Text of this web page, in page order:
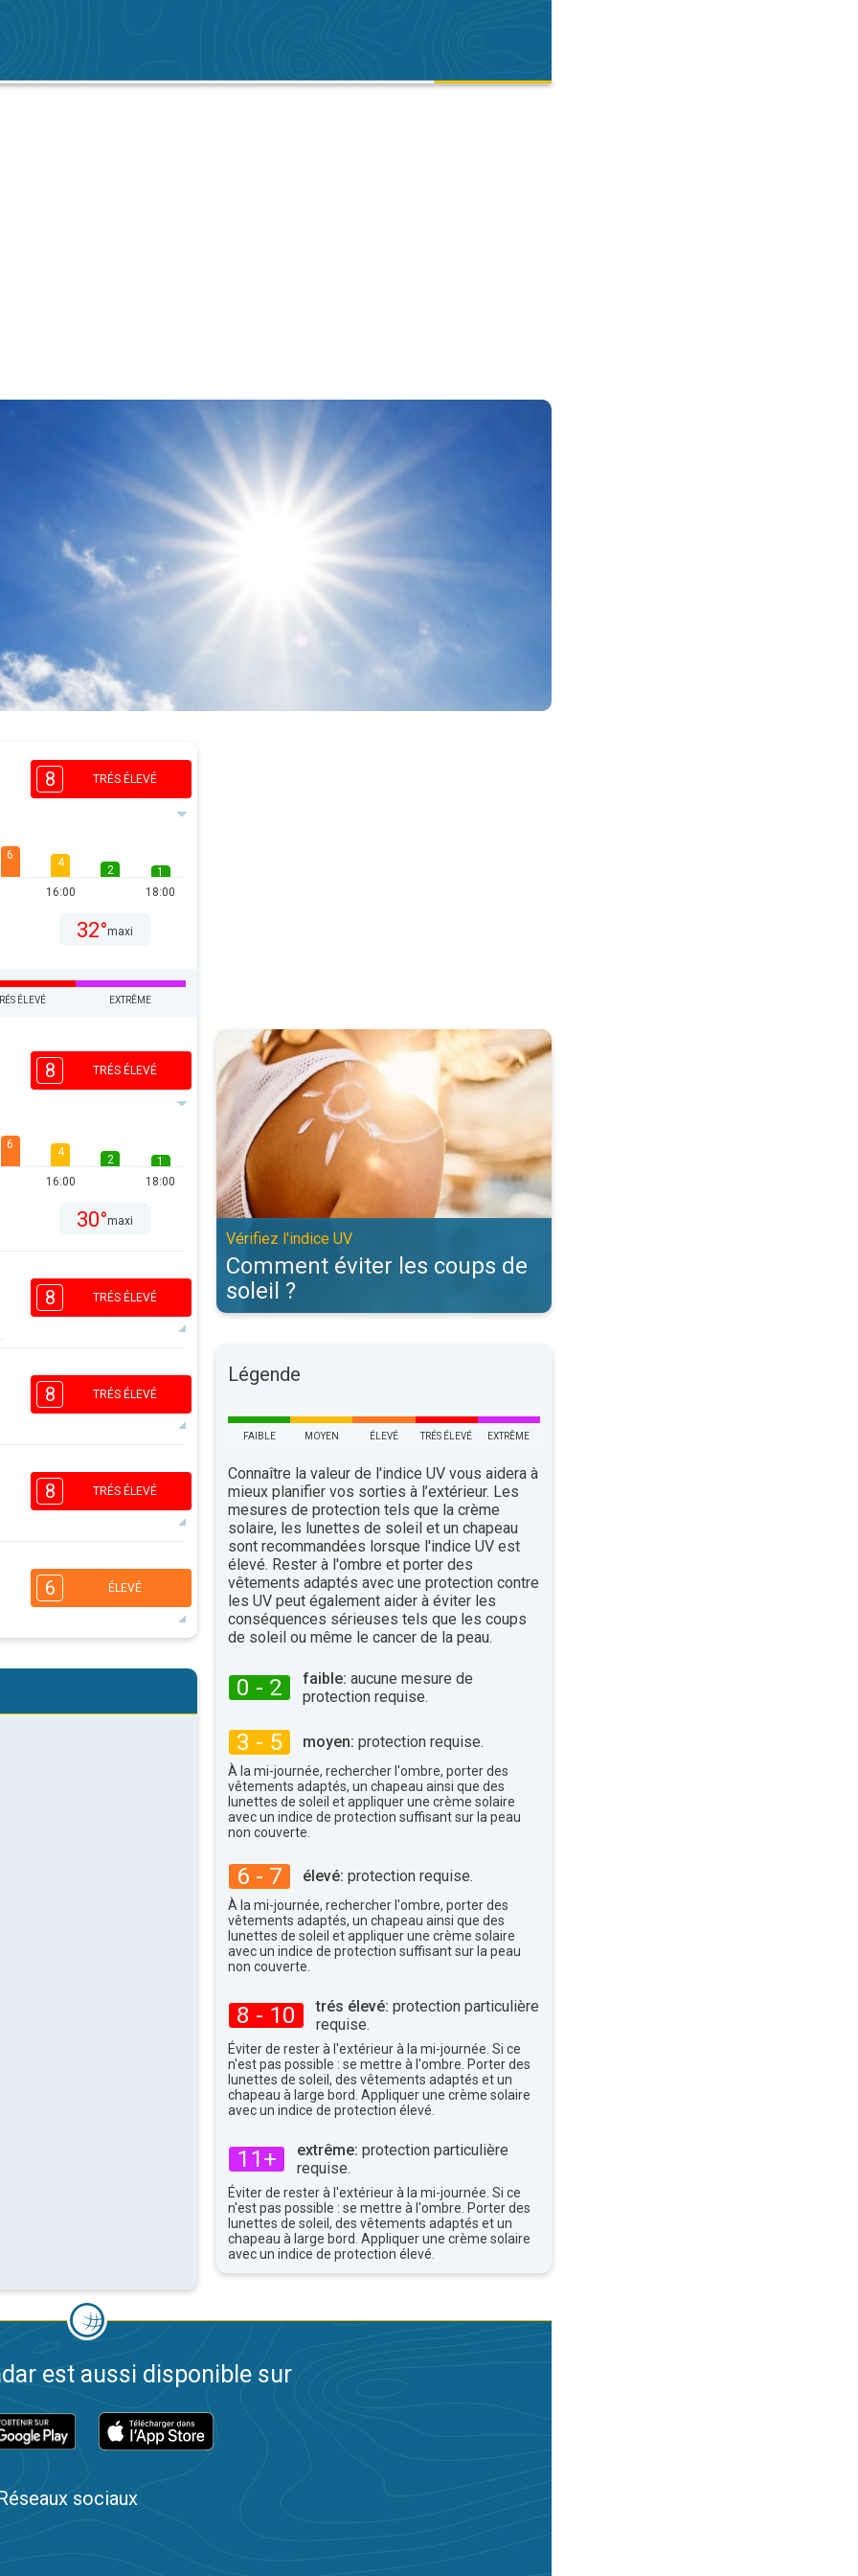
8 TRÉS ÉLEVÉ
6
4
16:00
2
1
18:00
32°maxi
ÉLEVÉ EXTRÊME
8 TRÉS ÉLEVÉ
6
4
16:00
2
1
18:00
30°maxi
8 TRÉS ÉLEVÉ
4
16:00
31°maxi
8 TRÉS ÉLEVÉ
4
16:00
33°maxi
8 TRÉS ÉLEVÉ
4
16:00
2
33°maxi
6 ÉLEVÉ
2
1
Comment éviter les coups de soleil ?. Vérifiez l'indice UV. . .
Vérifiez l'indice UV
Comment éviter les coups de
soleil ?
Légende
FAIBLE MOYEN ÉLEVÉ TRÉS ÉLEVÉ EXTRÊME
Connaître la valeur de l'indice UV vous aidera à
mieux planifier vos sorties à l’extérieur. Les
mesures de protection tels que la crème
solaire, les lunettes de soleil et un chapeau
sont recommandées lorsque l'indice UV est
élevé. Rester à l'ombre et porter des
vêtements adaptés avec une protection contre
les UV peut également aider à éviter les
conséquences sérieuses tels que les coups
de soleil ou même le cancer de la peau.
0 - 2 faible: aucune mesure de
protection requise.
3 - 5 moyen: protection requise.
À la mi-journée, rechercher l'ombre, porter des
vêtements adaptés, un chapeau ainsi que des
lunettes de soleil et appliquer une crème solaire
avec un indice de protection suffisant sur la peau
non couverte.
6 - 7 élevé: protection requise.
À la mi-journée, rechercher l'ombre, porter des
vêtements adaptés, un chapeau ainsi que des
lunettes de soleil et appliquer une crème solaire
avec un indice de protection suffisant sur la peau
non couverte.
8 - 10 trés élevé: protection particulière
requise.
Éviter de rester à l'extérieur à la mi-journée. Si ce
n'est pas possible : se mettre à l'ombre. Porter des
lunettes de soleil, des vêtements adaptés et un
chapeau à large bord. Appliquer une crème solaire
avec un indice de protection élevé.
11+ extrême: protection particulière
requise.
Éviter de rester à l'extérieur à la mi-journée. Si ce
n'est pas possible : se mettre à l'ombre. Porter des
lunettes de soleil, des vêtements adaptés et un
chapeau à large bord. Appliquer une crème solaire
avec un indice de protection élevé.
est aussi disponible sur
sociaux